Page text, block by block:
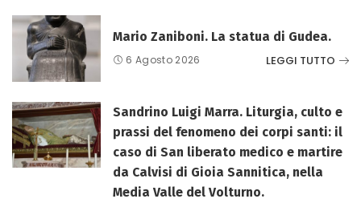
Mario Zaniboni. La statua di Gudea.
6 Agosto 2026 LEGGI TUTTO
Sandrino Luigi Marra. Liturgia, culto e
prassi del fenomeno dei corpi santi: il
caso di San liberato medico e martire
da Calvisi di Gioia Sannitica, nella
Media Valle del Volturno.